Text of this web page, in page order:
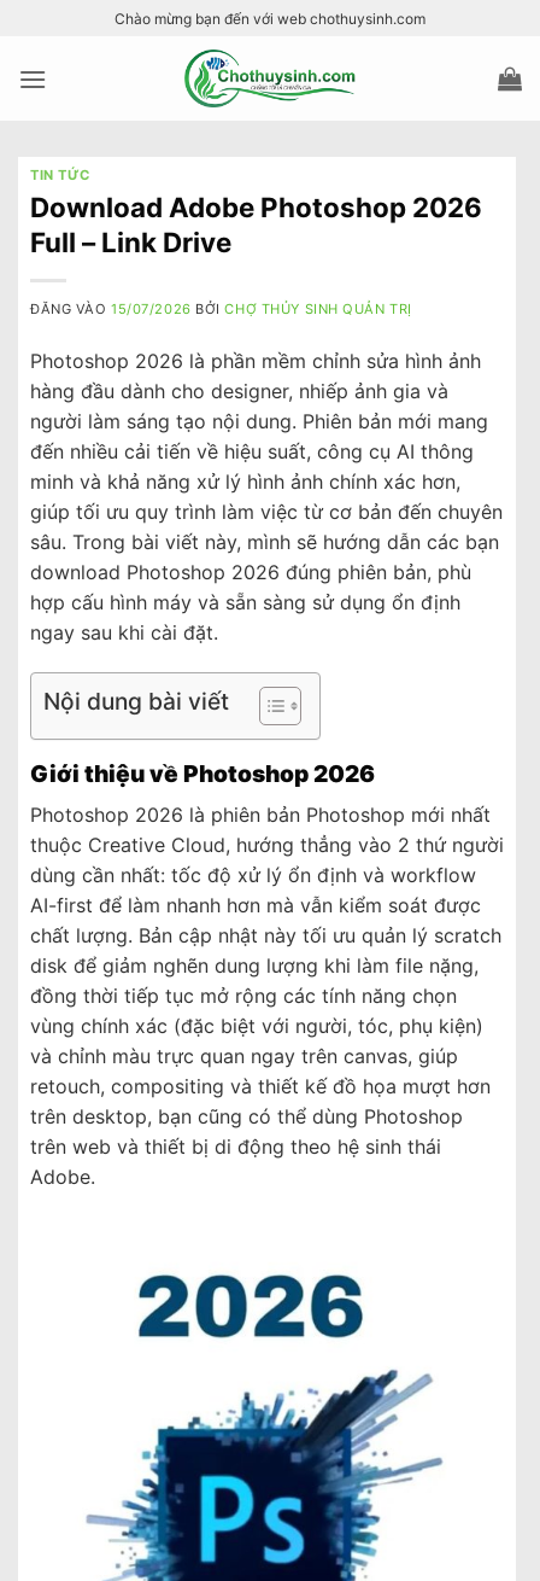
nội
Chào mừng bạn đến với web chothuysinh.com
TIN TỨC
Download Adobe Photoshop 2026
Full – Link Drive
ĐĂNG VÀO15/07/2026 BỞICHỢ THỦY SINH QUẢN TRỊ
Photoshop 2026 là phần mềm chỉnh sửa hình ảnh
hàng đầu dành cho designer, nhiếp ảnh gia và
người làm sáng tạo nội dung. Phiên bản mới mang
đến nhiều cải tiến về hiệu suất, công cụ AI thông
minh và khả năng xử lý hình ảnh chính xác hơn,
giúp tối ưu quy trình làm việc từ cơ bản đến chuyên
sâu. Trong bài viết này, mình sẽ hướng dẫn các bạn
download Photoshop 2026 đúng phiên bản, phù
hợp cấu hình máy và sẵn sàng sử dụng ổn định
ngay sau khi cài đặt.
Nội dung bài viết
Giới thiệu về Photoshop 2026
Photoshop 2026 là phiên bản Photoshop mới nhất
thuộc Creative Cloud, hướng thẳng vào 2 thứ người
dùng cần nhất: tốc độ xử lý ổn định và workflow
AI-first để làm nhanh hơn mà vẫn kiểm soát được
chất lượng. Bản cập nhật này tối ưu quản lý scratch
disk để giảm nghẽn dung lượng khi làm file nặng,
đồng thời tiếp tục mở rộng các tính năng chọn
vùng chính xác (đặc biệt với người, tóc, phụ kiện)
và chỉnh màu trực quan ngay trên canvas, giúp
retouch, compositing và thiết kế đồ họa mượt hơn
trên desktop, bạn cũng có thể dùng Photoshop
trên web và thiết bị di động theo hệ sinh thái
Adobe.